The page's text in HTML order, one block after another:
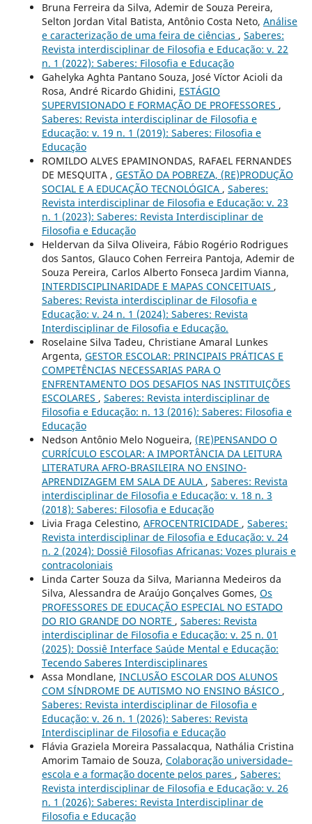
Bruna Ferreira da Silva, Ademir de Souza Pereira,
Selton Jordan Vital Batista, Antônio Costa Neto, Análise
e caracterização de uma feira de ciências , Saberes:
Revista interdisciplinar de Filosofia e Educação: v. 22
n. 1 (2022): Saberes: Filosofia e Educação
Gahelyka Aghta Pantano Souza, José Víctor Acioli da
Rosa, André Ricardo Ghidini, ESTÁGIO
SUPERVISIONADO E FORMAÇÃO DE PROFESSORES ,
Saberes: Revista interdisciplinar de Filosofia e
Educação: v. 19 n. 1 (2019): Saberes: Filosofia e
Educação
ROMILDO ALVES EPAMINONDAS, RAFAEL FERNANDES
DE MESQUITA , GESTÃO DA POBREZA, (RE)PRODUÇÃO
SOCIAL E A EDUCAÇÃO TECNOLÓGICA , Saberes:
Revista interdisciplinar de Filosofia e Educação: v. 23
n. 1 (2023): Saberes: Revista Interdisciplinar de
Filosofia e Educação
Heldervan da Silva Oliveira, Fábio Rogério Rodrigues
dos Santos, Glauco Cohen Ferreira Pantoja, Ademir de
Souza Pereira, Carlos Alberto Fonseca Jardim Vianna,
INTERDISCIPLINARIDADE E MAPAS CONCEITUAIS ,
Saberes: Revista interdisciplinar de Filosofia e
Educação: v. 24 n. 1 (2024): Saberes: Revista
Interdisciplinar de Filosofia e Educação.
Roselaine Silva Tadeu, Christiane Amaral Lunkes
Argenta, GESTOR ESCOLAR: PRINCIPAIS PRÁTICAS E
COMPETÊNCIAS NECESSARIAS PARA O
ENFRENTAMENTO DOS DESAFIOS NAS INSTITUIÇÕES
ESCOLARES , Saberes: Revista interdisciplinar de
Filosofia e Educação: n. 13 (2016): Saberes: Filosofia e
Educação
Nedson Antônio Melo Nogueira, (RE)PENSANDO O
CURRÍCULO ESCOLAR: A IMPORTÂNCIA DA LEITURA
LITERATURA AFRO-BRASILEIRA NO ENSINO-
APRENDIZAGEM EM SALA DE AULA , Saberes: Revista
interdisciplinar de Filosofia e Educação: v. 18 n. 3
(2018): Saberes: Filosofia e Educação
Livia Fraga Celestino, AFROCENTRICIDADE , Saberes:
Revista interdisciplinar de Filosofia e Educação: v. 24
n. 2 (2024): Dossiê Filosofias Africanas: Vozes plurais e
contracoloniais
Linda Carter Souza da Silva, Marianna Medeiros da
Silva, Alessandra de Araújo Gonçalves Gomes, Os
PROFESSORES DE EDUCAÇÃO ESPECIAL NO ESTADO
DO RIO GRANDE DO NORTE , Saberes: Revista
interdisciplinar de Filosofia e Educação: v. 25 n. 01
(2025): Dossiê Interface Saúde Mental e Educação:
Tecendo Saberes Interdisciplinares
Assa Mondlane, INCLUSÃO ESCOLAR DOS ALUNOS
COM SÍNDROME DE AUTISMO NO ENSINO BÁSICO ,
Saberes: Revista interdisciplinar de Filosofia e
Educação: v. 26 n. 1 (2026): Saberes: Revista
Interdisciplinar de Filosofia e Educação
Flávia Graziela Moreira Passalacqua, Nathália Cristina
Amorim Tamaio de Souza, Colaboração universidade–
escola e a formação docente pelos pares , Saberes:
Revista interdisciplinar de Filosofia e Educação: v. 26
n. 1 (2026): Saberes: Revista Interdisciplinar de
Filosofia e Educação